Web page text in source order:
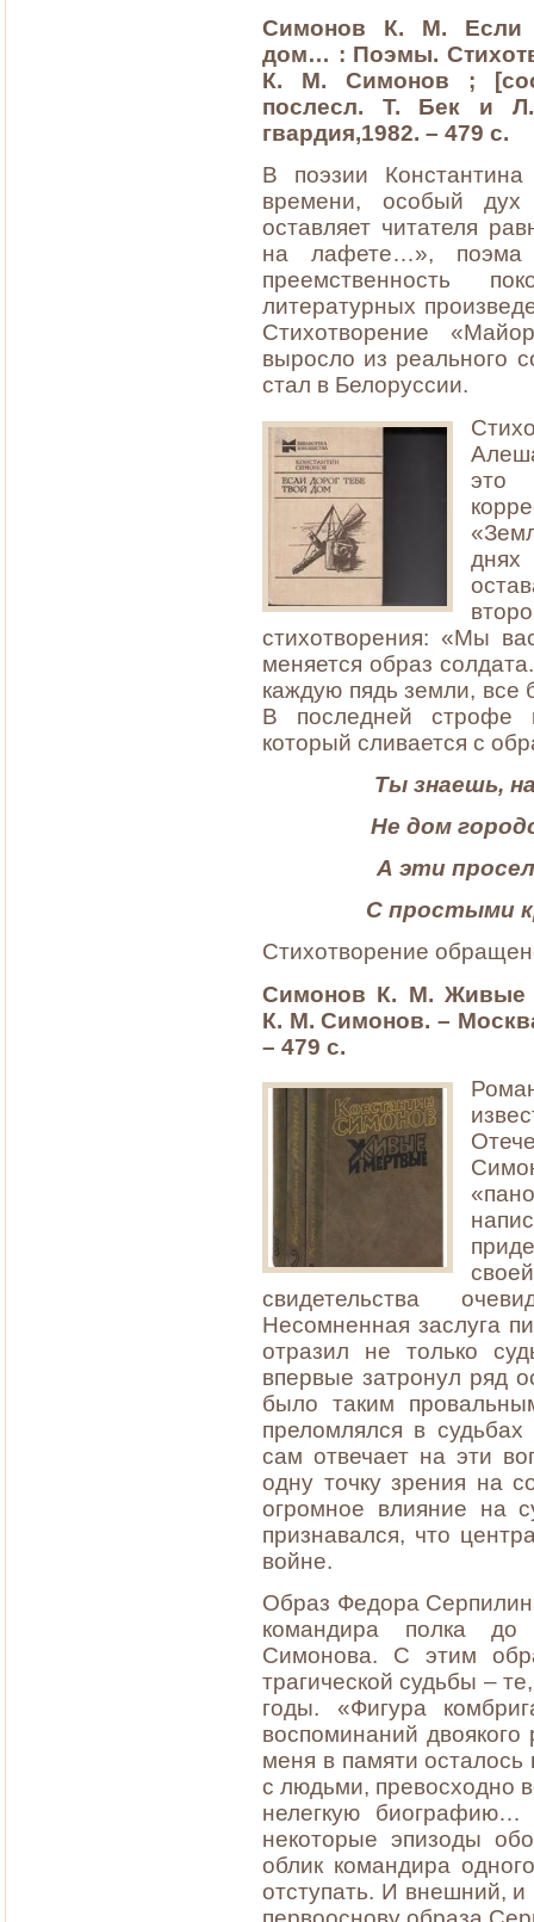
Симонов К. М. Если
дом… : Поэмы.
К. М. Симонов ;
послесл. Т.
Бек и Л.
гвардия,1982. – 479 с.
В поэзии
времени, особый дух
оставляет читателя
на лафете…», поэма
преемственность
литературных
Стихотворение
выросло из реального
стал в Белоруссии.
это
стихотворения: «Мы
меняется образ
каждую пядь земли, все
В последней строфе
который сливается с
Ты знаешь,
Не дом
А эти
С простыми
Стихотворение
Симонов К. М. Живые
К. М. Симонов. –
– 479 с.
свидетельства
Несомненная заслуга
отразил не только
впервые затронул ряд
было таким
преломлялся в
сам отвечает на эти
одну точку зрения на
огромное влияние на
признавался, что
войне.
Образ Федора
командира полка до
Симонова. С этим
трагической судьбы –
годы. «Фигура
воспоминаний
меня в памяти
с людьми,
нелегкую
некоторые эпизоды
облик командира
отступать. И внешний, и